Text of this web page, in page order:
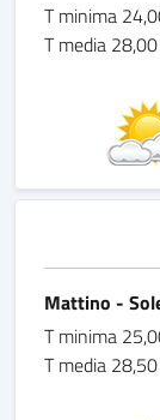
T minima
T media
Mattino -
T minima
T media